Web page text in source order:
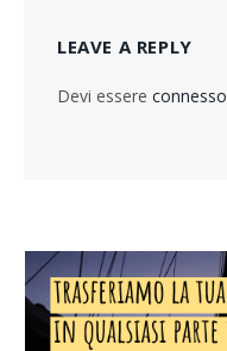
LEAVE A REPLY
Devi essere connesso